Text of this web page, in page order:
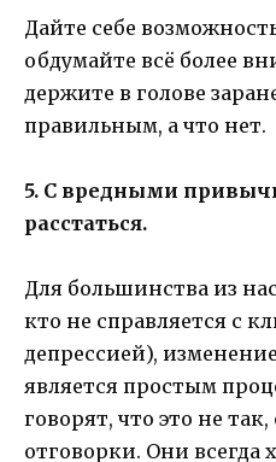
Дайте себе
обдумайте всё более
держите в голове
правильным, а что нет.
5. С вредными
расстаться.
Для большинства из
кто не справляется с
депрессией),
является простым
говорят, что это не
отговорки. Они всегда